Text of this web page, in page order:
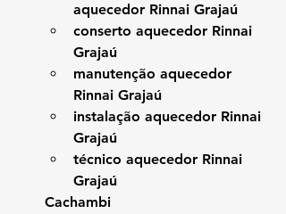
aquecedor Rinnai Grajaú
conserto aquecedor Rinnai
Grajaú
manutenção aquecedor
Rinnai Grajaú
instalação aquecedor Rinnai
Grajaú
técnico aquecedor Rinnai
Grajaú
Cachambi